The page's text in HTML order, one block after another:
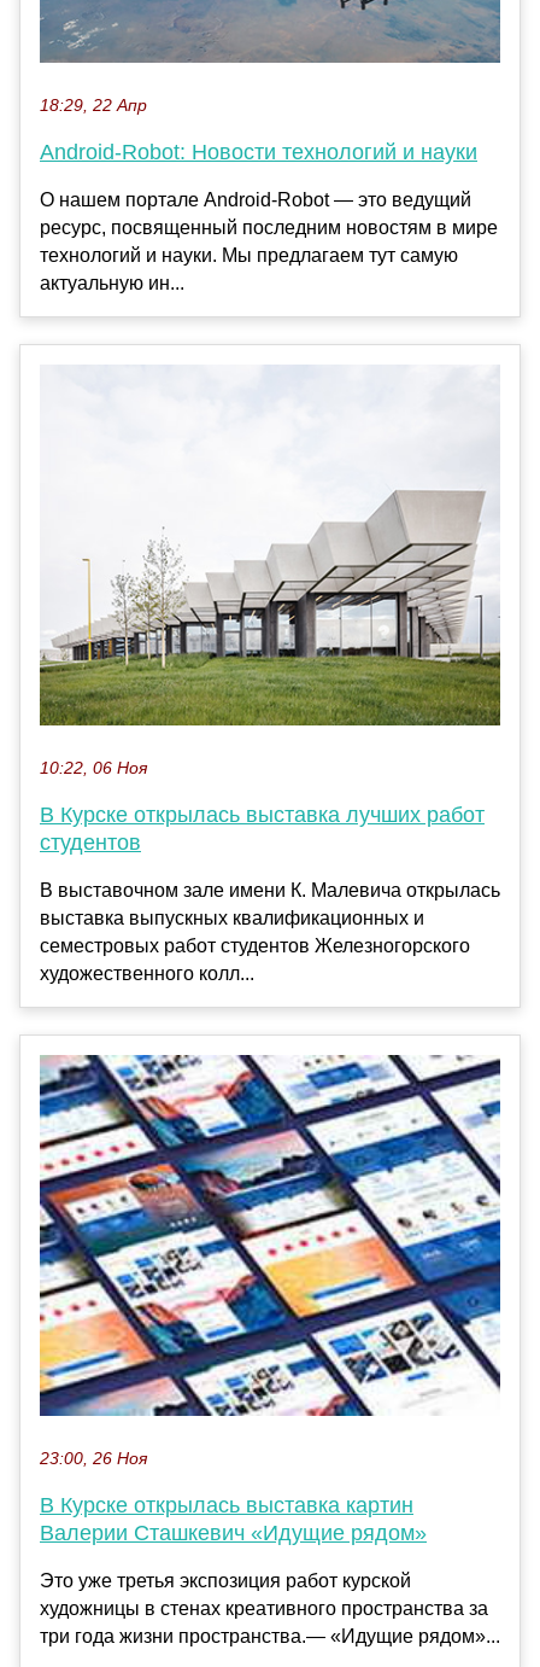
18:29, 22 Апр
Android-Robot: Новости технологий и науки
О нашем портале Android-Robot — это ведущий
ресурс, посвященный последним новостям в мире
технологий и науки. Мы предлагаем тут самую
актуальную ин...
10:22, 06 Ноя
В Курске открылась выставка лучших работ
студентов
В выставочном зале имени К. Малевича открылась
выставка выпускных квалификационных и
семестровых работ студентов Железногорского
художественного колл...
23:00, 26 Ноя
В Курске открылась выставка картин
Валерии Сташкевич «Идущие рядом»
Это уже третья экспозиция работ курской
художницы в стенах креативного пространства за
три года жизни пространства.— «Идущие рядом»...